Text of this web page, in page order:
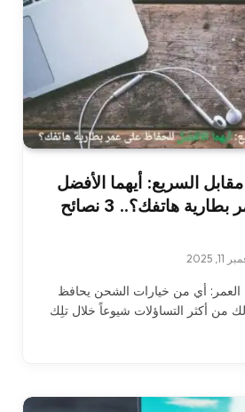
السريع: أيهما الأفضل
للحفاظ على عمر بطارية هاتفك؟.. 3 نصائح
2025
العمر: أي من خيارات الشحن يحافظ
من أكثر التساؤلات شيوعاً خلال تلِك